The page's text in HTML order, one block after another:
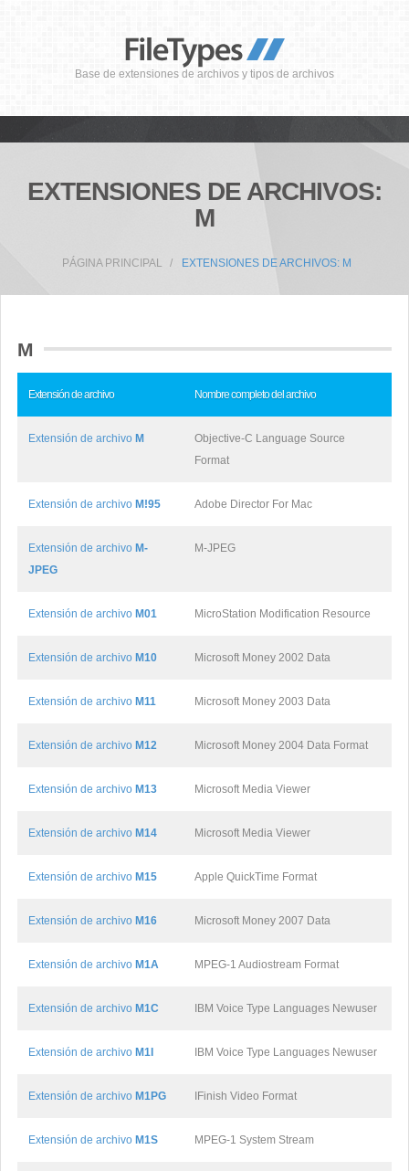
Base de extensiones de archivos y tipos de archivos
EXTENSIONES DE ARCHIVOS:
M
PÁGINA PRINCIPAL EXTENSIONES DE ARCHIVOS: M
M
Extensión de archivo Nombre completo del archivo
Extensión de archivo M
Objective-C Language Source
Format
Extensión de archivo M!95 Adobe Director For Mac
Extensión de archivo M-
JPEG
M-JPEG
Extensión de archivo M01 MicroStation Modification Resource
Extensión de archivo M10 Microsoft Money 2002 Data
Extensión de archivo M11 Microsoft Money 2003 Data
Extensión de archivo M12 Microsoft Money 2004 Data Format
Extensión de archivo M13 Microsoft Media Viewer
Extensión de archivo M14 Microsoft Media Viewer
Extensión de archivo M15 Apple QuickTime Format
Extensión de archivo M16 Microsoft Money 2007 Data
Extensión de archivo M1A MPEG-1 Audiostream Format
Extensión de archivo M1C IBM Voice Type Languages Newuser
Extensión de archivo M1I IBM Voice Type Languages Newuser
Extensión de archivo M1PG IFinish Video Format
Extensión de archivo M1S MPEG-1 System Stream